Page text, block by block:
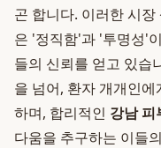
곤 합니다. 이러한 시장
은 '정직함'과 '투명성'
들의 신뢰를 얻고 있습
을 넘어, 환자 개개인에
하며, 합리적인 강남 피
다움을 추구하는 이들